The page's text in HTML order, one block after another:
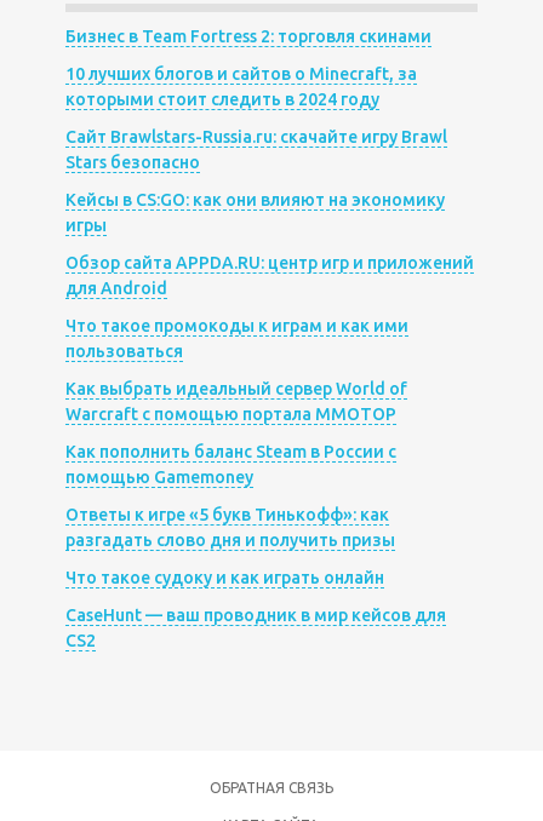
Бизнес в Team Fortress 2: торговля скинами
10 лучших блогов и сайтов о Minecraft, за
которыми стоит следить в 2024 году
Сайт Brawlstars-Russia.ru: скачайте игру Brawl
Stars безопасно
Кейсы в CS:GO: как они влияют на экономику
игры
Обзор сайта APPDA.RU: центр игр и приложений
для Android
Что такое промокоды к играм и как ими
пользоваться
Как выбрать идеальный сервер World of
Warcraft с помощью портала MMOTOP
Как пополнить баланс Steam в России с
помощью Gamemoney
Ответы к игре «5 букв Тинькофф»: как
разгадать слово дня и получить призы
Что такое судоку и как играть онлайн
CaseHunt — ваш проводник в мир кейсов для
CS2
ОБРАТНАЯ СВЯЗЬ